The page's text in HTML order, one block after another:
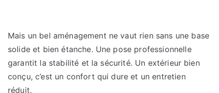
Mais un bel aménagement ne vaut rien sans une base
solide et bien étanche. Une pose professionnelle
garantit la stabilité et la sécurité. Un extérieur bien
conçu, c’est un confort qui dure et un entretien
réduit.